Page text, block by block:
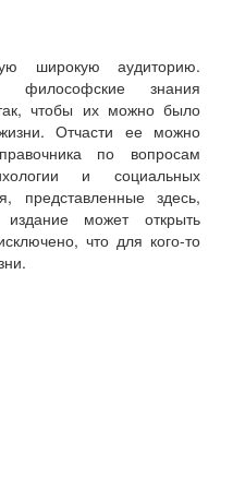
широкую аудиторию.
знания
чтобы их можно было
Отчасти ее можно
по вопросам
и социальных
представленные здесь,
может открыть
что для кого-то